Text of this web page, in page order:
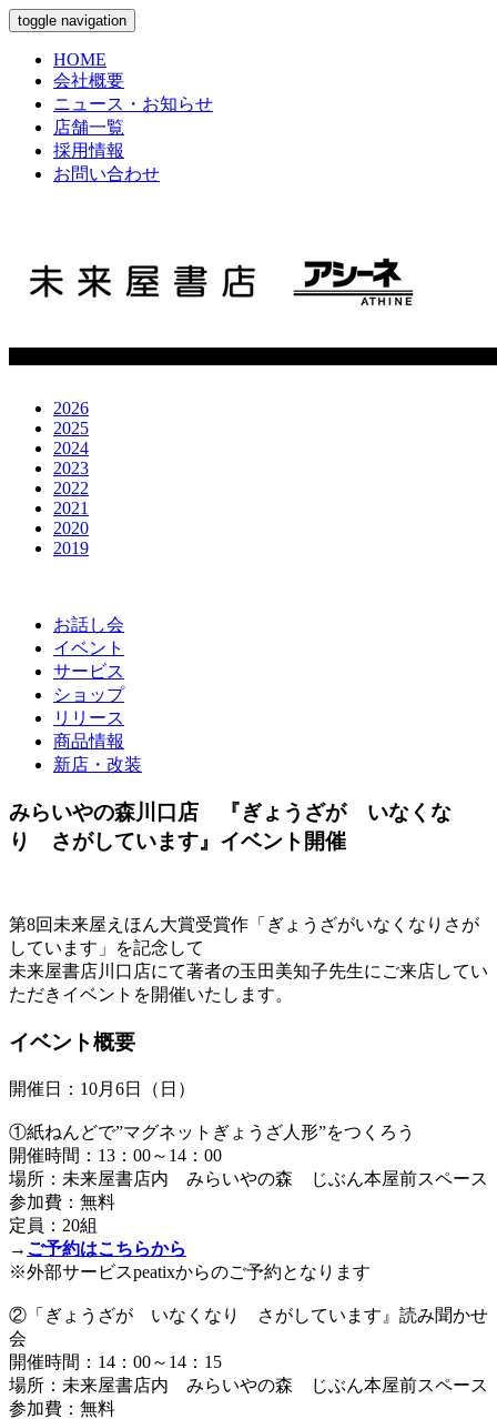
toggle navigation
HOME
会社概要
ニュース・お知らせ
店舗一覧
採用情報
お問い合わせ
2026
2025
2024
2023
2022
2021
2020
2019
お話し会
イベント
サービス
ショップ
リリース
商品情報
新店・改装
みらいやの森川口店 『ぎょうざが いなくな
り さがしています』イベント開催
第8回未来屋えほん大賞受賞作「ぎょうざがいなくなりさが
しています」を記念して
未来屋書店川口店にて著者の玉田美知子先生にご来店してい
ただきイベントを開催いたします。
イベント概要
開催日：10月6日（日）
①紙ねんどで”マグネットぎょうざ人形”をつくろう
開催時間：13：00～14：00
場所：未来屋書店内 みらいやの森 じぶん本屋前スペース
参加費：無料
定員：20組
→ ご予約はこちらから
※外部サービスpeatixからのご予約となります
②「ぎょうざが いなくなり さがしています』読み聞かせ
会
開催時間：14：00～14：15
場所：未来屋書店内 みらいやの森 じぶん本屋前スペース
参加費：無料